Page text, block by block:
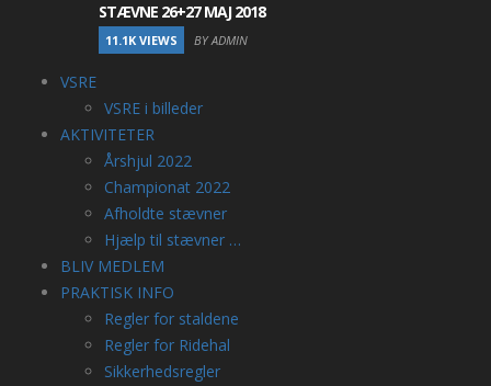
STÆVNE 26+27 MAJ 2018
11.1K VIEWS BY ADMIN
VSRE
VSRE i billeder
AKTIVITETER
Årshjul 2022
Championat 2022
Afholdte stævner
Hjælp til stævner …
BLIV MEDLEM
PRAKTISK INFO
Regler for staldene
Regler for Ridehal
Sikkerhedsregler